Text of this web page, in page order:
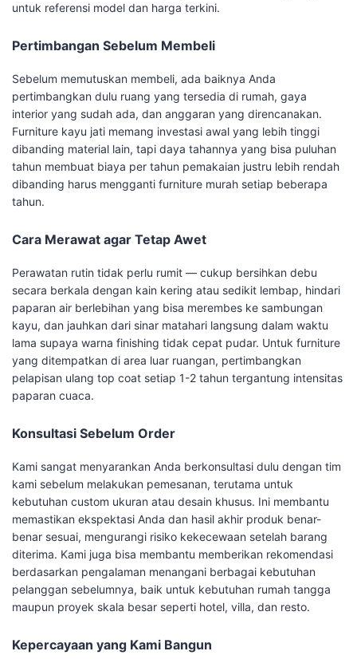
untuk referensi model dan harga terkini.
Pertimbangan Sebelum Membeli
Sebelum memutuskan membeli, ada baiknya Anda
pertimbangkan dulu ruang yang tersedia di rumah, gaya
interior yang sudah ada, dan anggaran yang direncanakan.
Furniture kayu jati memang investasi awal yang lebih tinggi
dibanding material lain, tapi daya tahannya yang bisa puluhan
tahun membuat biaya per tahun pemakaian justru lebih rendah
dibanding harus mengganti furniture murah setiap beberapa
tahun.
Cara Merawat agar Tetap Awet
Perawatan rutin tidak perlu rumit — cukup bersihkan debu
secara berkala dengan kain kering atau sedikit lembap, hindari
paparan air berlebihan yang bisa merembes ke sambungan
kayu, dan jauhkan dari sinar matahari langsung dalam waktu
lama supaya warna finishing tidak cepat pudar. Untuk furniture
yang ditempatkan di area luar ruangan, pertimbangkan
pelapisan ulang top coat setiap 1-2 tahun tergantung intensitas
paparan cuaca.
Konsultasi Sebelum Order
Kami sangat menyarankan Anda berkonsultasi dulu dengan tim
kami sebelum melakukan pemesanan, terutama untuk
kebutuhan custom ukuran atau desain khusus. Ini membantu
memastikan ekspektasi Anda dan hasil akhir produk benar-
benar sesuai, mengurangi risiko kekecewaan setelah barang
diterima. Kami juga bisa membantu memberikan rekomendasi
berdasarkan pengalaman menangani berbagai kebutuhan
pelanggan sebelumnya, baik untuk kebutuhan rumah tangga
maupun proyek skala besar seperti hotel, villa, dan resto.
Kepercayaan yang Kami Bangun